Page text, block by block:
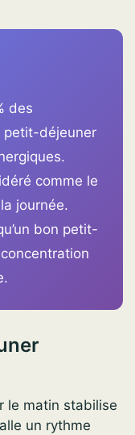
des
petit-déjeuner
comme le
journée.
bon petit-
le matin stabilise
un rythme